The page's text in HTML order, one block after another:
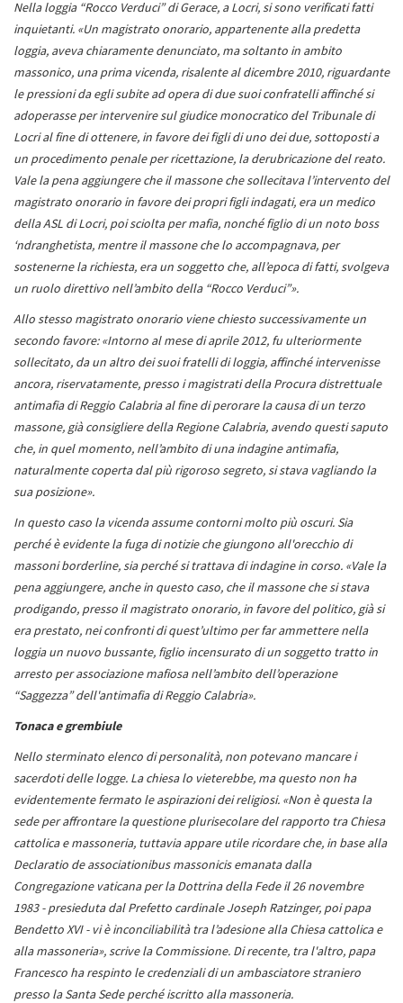
Nella loggia “Rocco Verduci” di Gerace, a Locri, si sono verificati fatti
inquietanti. «Un magistrato onorario, appartenente alla predetta
loggia, aveva chiaramente denunciato, ma soltanto in ambito
massonico, una prima vicenda, risalente al dicembre 2010, riguardante
le pressioni da egli subite ad opera di due suoi confratelli affinché si
adoperasse per intervenire sul giudice monocratico del Tribunale di
Locri al fine di ottenere, in favore dei figli di uno dei due, sottoposti a
un procedimento penale per ricettazione, la derubricazione del reato.
Vale la pena aggiungere che il massone che sollecitava l’intervento del
magistrato onorario in favore dei propri figli indagati, era un medico
della ASL di Locri, poi sciolta per mafia, nonché figlio di un noto boss
‘ndranghetista, mentre il massone che lo accompagnava, per
sostenerne la richiesta, era un soggetto che, all’epoca di fatti, svolgeva
un ruolo direttivo nell’ambito della “Rocco Verduci”».
Allo stesso magistrato onorario viene chiesto successivamente un
secondo favore: «Intorno al mese di aprile 2012, fu ulteriormente
sollecitato, da un altro dei suoi fratelli di loggia, affinché intervenisse
ancora, riservatamente, presso i magistrati della Procura distrettuale
antimafia di Reggio Calabria al fine di perorare la causa di un terzo
massone, già consigliere della Regione Calabria, avendo questi saputo
che, in quel momento, nell’ambito di una indagine antimafia,
naturalmente coperta dal più rigoroso segreto, si stava vagliando la
sua posizione».
In questo caso la vicenda assume contorni molto più oscuri. Sia
perché è evidente la fuga di notizie che giungono all'orecchio di
massoni borderline, sia perché si trattava di indagine in corso. «Vale la
pena aggiungere, anche in questo caso, che il massone che si stava
prodigando, presso il magistrato onorario, in favore del politico, già si
era prestato, nei confronti di quest’ultimo per far ammettere nella
loggia un nuovo bussante, figlio incensurato di un soggetto tratto in
arresto per associazione mafiosa nell’ambito dell’operazione
“Saggezza” dell'antimafia di Reggio Calabria».
Tonaca e grembiule
Nello sterminato elenco di personalità, non potevano mancare i
sacerdoti delle logge. La chiesa lo vieterebbe, ma questo non ha
evidentemente fermato le aspirazioni dei religiosi. «Non è questa la
sede per affrontare la questione plurisecolare del rapporto tra Chiesa
cattolica e massoneria, tuttavia appare utile ricordare che, in base alla
Declaratio de associationibus massonicis emanata dalla
Congregazione vaticana per la Dottrina della Fede il 26 novembre
1983 - presieduta dal Prefetto cardinale Joseph Ratzinger, poi papa
Bendetto XVI - vi è inconciliabilità tra l’adesione alla Chiesa cattolica e
alla massoneria», scrive la Commissione. Di recente, tra l'altro, papa
Francesco ha respinto le credenziali di un ambasciatore straniero
presso la Santa Sede perché iscritto alla massoneria.